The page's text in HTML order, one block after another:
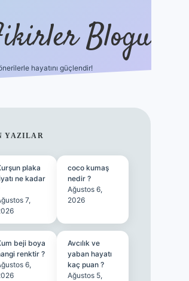
Blogu
hayatını güçlendir!
YAZILAR
plaka
ne kadar
7,
coco kumaş
nedir ?
Ağustos 6,
2026
beji boya
renktir ?
6,
Avcılık ve
yaban hayatı
kaç puan ?
Ağustos 5,
ilbet bahis sitesi